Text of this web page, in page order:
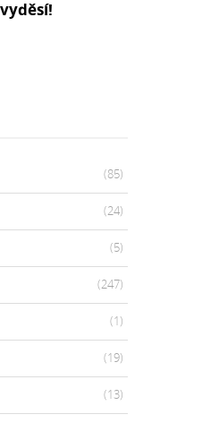
(85)
(24)
(5)
(247)
(1)
(19)
(13)